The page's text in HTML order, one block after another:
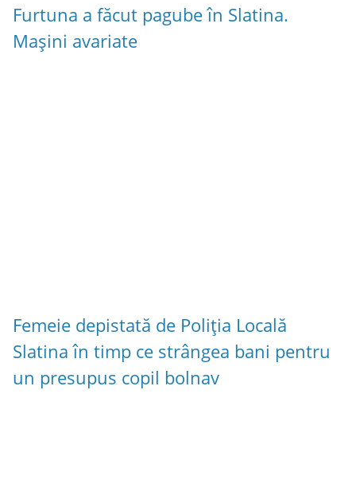
Furtuna a făcut pagube în Slatina.
Mașini avariate
Femeie depistată de Poliția Locală
Slatina în timp ce strângea bani pentru
un presupus copil bolnav